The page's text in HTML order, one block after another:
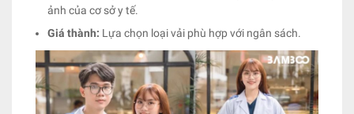
ảnh của cơ sở y tế.
Giá thành: Lựa chọn loại vải phù hợp với ngân sách.